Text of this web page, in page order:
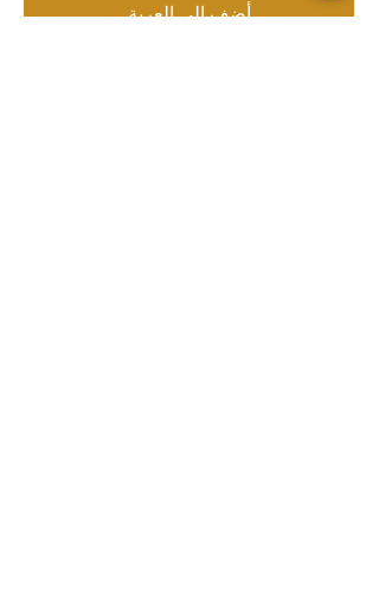
أضِف إلى العربة